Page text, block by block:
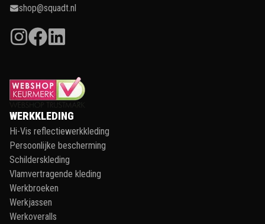
shop@squadt.nl
WERKKLEDING
Hi-Vis reflectiewerkkleding
Persoonlijke bescherming
Schilderskleding
Vlamvertragende kleding
Werkbroeken
Werkjassen
Werkoveralls